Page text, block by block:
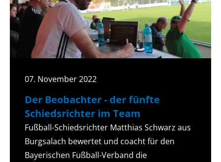
07. November 2022
Der Beobachter - der fünfte
Schiedsrichter im Team
Fußball-Schiedsrichter Matthias Schwarz aus
Burgsalach bewertet und coacht für den
Bayerischen Fußball-Verband die